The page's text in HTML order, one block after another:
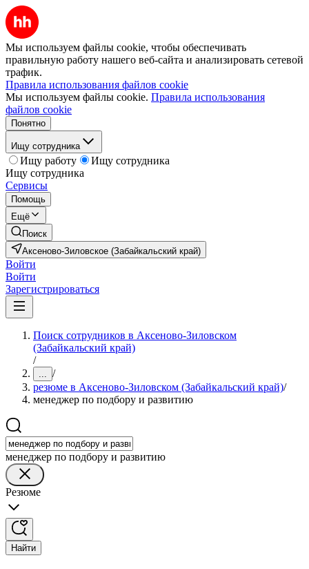
Мы используем файлы cookie, чтобы обеспечивать
правильную работу нашего веб-сайта и анализировать сетевой
трафик.
Правила использования файлов cookie
Мы используем файлы cookie. Правила использования
файлов cookie
Понятно
Ищу сотрудника
Ищу работу
Ищу сотрудника
Ищу сотрудника
Сервисы
Помощь
Ещё
Поиск
Аксеново-Зиловское (Забайкальский край)
Войти
Войти
Зарегистрироваться
Поиск сотрудников в Аксеново-Зиловском
(Забайкальский край)
/
... /
резюме в Аксеново-Зиловском (Забайкальский край)/
менеджер по подбору и развитию
менеджер по подбору и развитию
Резюме
Найти